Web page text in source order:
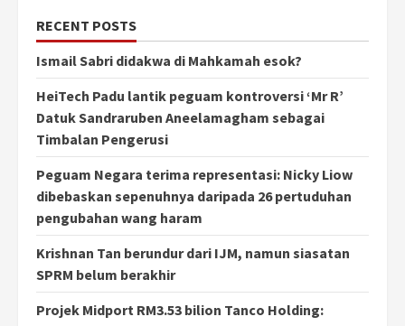
RECENT POSTS
Ismail Sabri didakwa di Mahkamah esok?
HeiTech Padu lantik peguam kontroversi ‘Mr R’
Datuk Sandraruben Aneelamagham sebagai
Timbalan Pengerusi
Peguam Negara terima representasi: Nicky Liow
dibebaskan sepenuhnya daripada 26 pertuduhan
pengubahan wang haram
Krishnan Tan berundur dari IJM, namun siasatan
SPRM belum berakhir
Projek Midport RM3.53 bilion Tanco Holding: